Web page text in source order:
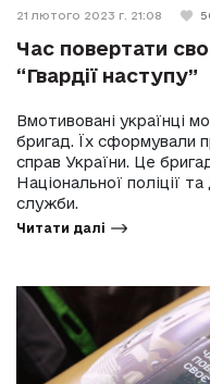
21 лютого 2023 г. 21:08
Час повертати
“Гвардії наступу”
Вмотивовані українці
бригад. Їх сформували
справ України. Це
Національної поліції
служби.
Читати далі